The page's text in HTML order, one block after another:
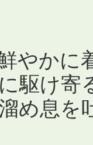
やかに
駆け寄
め息を